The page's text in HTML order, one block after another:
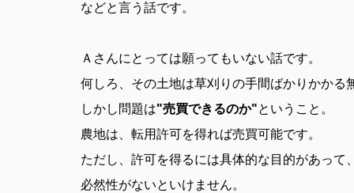
などと言う話です。
Ａさんにとっては願ってもいない話です。
何しろ、その土地は草刈りの手間ばかりかかる
しかし問題は"売買できるのか"ということ。
農地は、転用許可を得れば売買可能です。
ただし、許可を得るには具体的な目的があって、
必然性がないといけません。